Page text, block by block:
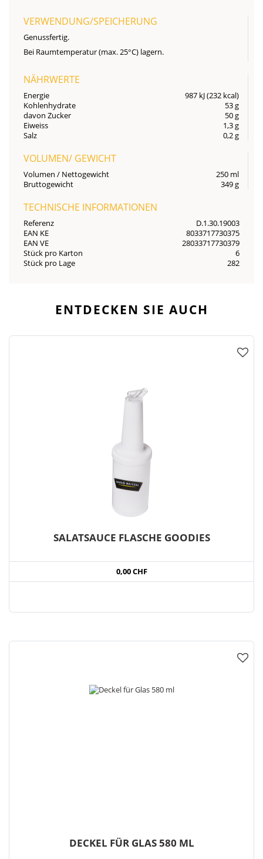
VERWENDUNG/SPEICHERUNG
Genussfertig.
Bei Raumtemperatur (max. 25°C) lagern.
NÄHRWERTE
Energie
987 kJ (232 kcal)
Kohlenhydrate
53 g
davon Zucker
50 g
Eiweiss
1,3 g
Salz
0,2 g
VOLUMEN/ GEWICHT
Volumen / Nettogewicht
250 ml
Bruttogewicht
349 g
TECHNISCHE INFORMATIONEN
Referenz
D.1.30.19003
EAN KE
8033717730375
EAN VE
28033717730379
Stück pro Karton
6
Stück pro Lage
282
ENTDECKEN SIE AUCH
SALATSAUCE FLASCHE GOODIES
0,00 CHF
DECKEL FÜR GLAS 580 ML